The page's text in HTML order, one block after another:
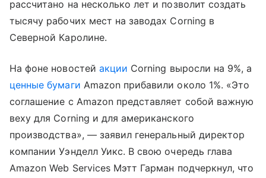
рассчитано на несколько лет и позволит создать
тысячу рабочих мест на заводах Corning в
Северной Каролине.
На фоне новостей акции Corning выросли на 9%, а
ценные бумаги Amazon прибавили около 1%. «Это
соглашение с Amazon представляет собой важную
веху для Corning и для американского
производства», — заявил генеральный директор
компании Уэнделл Уикс. В свою очередь глава
Amazon Web Services Мэтт Гарман подчеркнул, что